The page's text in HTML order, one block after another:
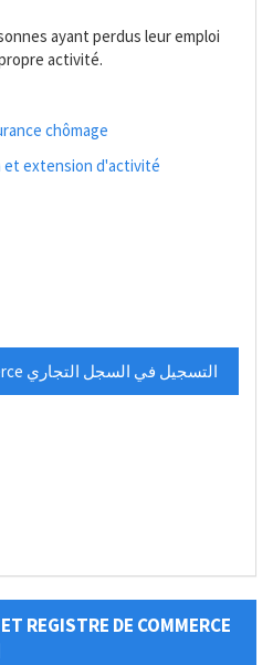
ayant perdus leur emploi
activité.
chômage
et extension d'activité
» Inscription au registre de commerce التسجيل في السجل التجاري
REGISTRE DE COMMERCE